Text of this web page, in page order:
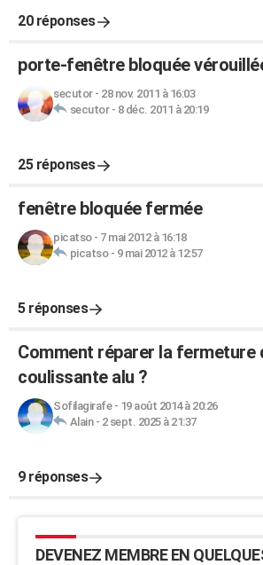
20 réponses
porte-fenêtre bloquée
secutor- 28 nov. 2011 à 16:03
secutor- 8 déc. 2011 à 20:19
25 réponses
fenêtre bloquée fermée
picatso- 7 mai 2012 à 16:18
picatso- 9 mai 2012 à 12:57
5 réponses
Comment réparer la fermeture
coulissante alu ?
Sofilagirafe- 19 août 2014 à 20:26
Alain- 2 sept. 2025 à 21:37
9 réponses
DEVENEZ MEMBRE EN